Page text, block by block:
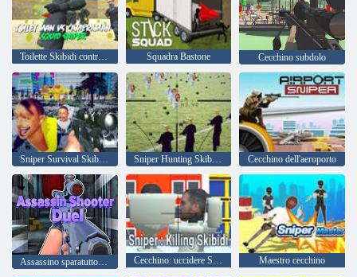
Toilette Skibidi contro Cecchino cameraman Squadra Bastone Cecchino subdolo
Sniper Hunting Skibidi WC Cecchino dell'aeroporto
Cecchino: uccidere Skibidi Maestro cecchino